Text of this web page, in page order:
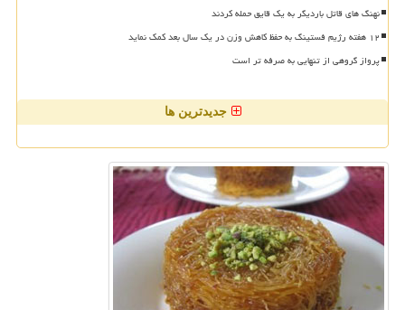
نهنگ های قاتل باردیگر به یک قایق حمله کردند
۱۲ هفته رژیم فستینگ به حفظ کاهش وزن در یک سال بعد کمک نماید
پرواز گروهی از تنهایی به صرفه تر است
جدیدترین ها